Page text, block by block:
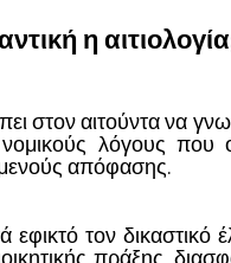
η
στον αιτούντα να
νομικούς λόγους που
απόφασης.
εφικτό τον δικαστικό